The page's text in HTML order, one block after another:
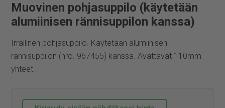
Muovinen pohjasuppilo (käytetään
alumiinisen rännisuppilon kanssa)
Irrallinen pohjasuppilo. Käytetään alumiinisen
rännisuppilon (nro. 967455) kanssa. Avattavat 110mm
yhteet.